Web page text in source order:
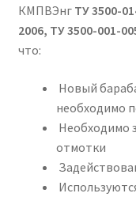
КМПВЭнг ТУ 3500-
2006, ТУ 3500-001-
что:
Новый
необходимо
Необходимо
отмотки